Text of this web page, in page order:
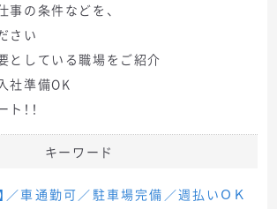
の条件などを、
さい
としている職場をご紹介
社準備OK
！！
キーワード
／車通勤可／駐車場完備／週払いＯＫ